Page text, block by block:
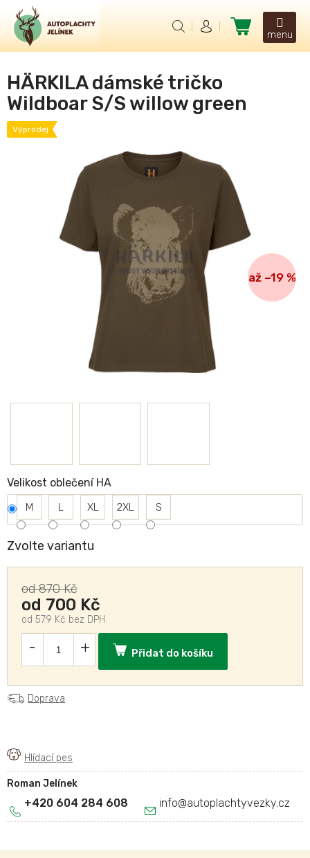
obsah
Nákupní
košík
HÄRKILA dámské tričko
Wildboar S/S willow green
Výprodej
až –19 %
Zvolte variantu
Velikost oblečení HA
M L XL 2XL S
od 870 Kč
od 700 Kč
od 579 Kč bez DPH
Přidat do košíku
Roman Jelínek
info@autoplachtyvezky.cz
+420 604 284 608
Doprava